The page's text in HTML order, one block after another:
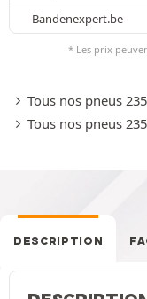
Bandenexpert.be
* Les prix
Tous nos pneus
Tous nos pneus
DESCRIPTION